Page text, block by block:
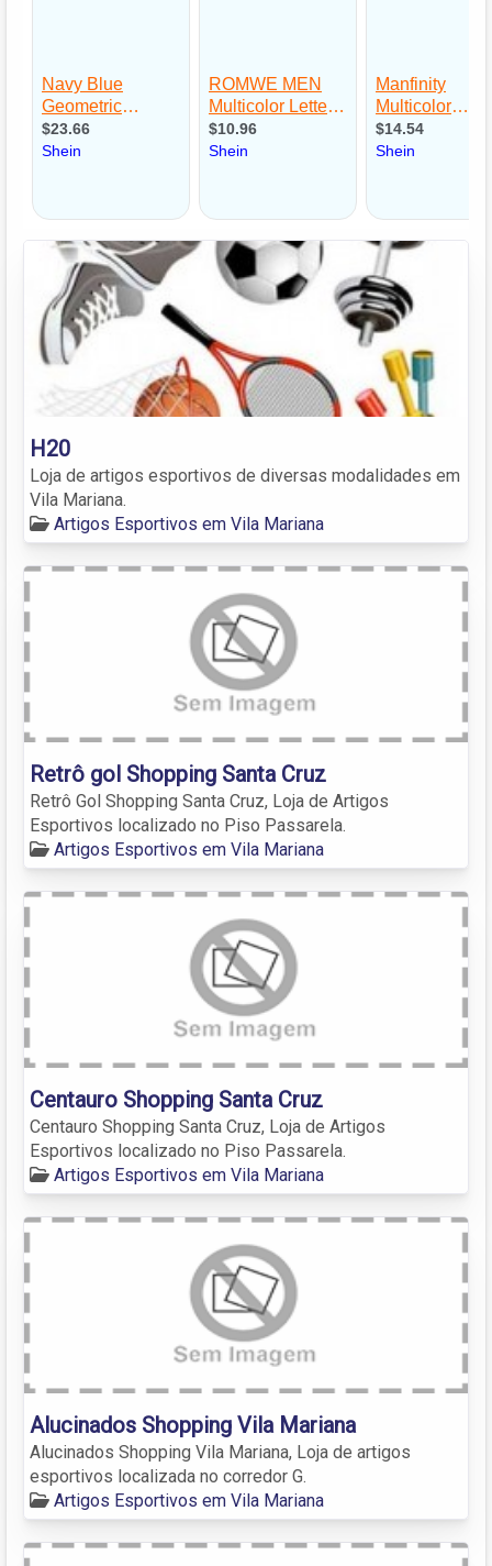
H20
Loja de artigos esportivos de diversas modalidades em
Vila Mariana.
Artigos Esportivos em Vila Mariana
Retrô gol Shopping Santa Cruz
Retrô Gol Shopping Santa Cruz, Loja de Artigos
Esportivos localizado no Piso Passarela.
Artigos Esportivos em Vila Mariana
Centauro Shopping Santa Cruz
Centauro Shopping Santa Cruz, Loja de Artigos
Esportivos localizado no Piso Passarela.
Artigos Esportivos em Vila Mariana
Alucinados Shopping Vila Mariana
Alucinados Shopping Vila Mariana, Loja de artigos
esportivos localizada no corredor G.
Artigos Esportivos em Vila Mariana